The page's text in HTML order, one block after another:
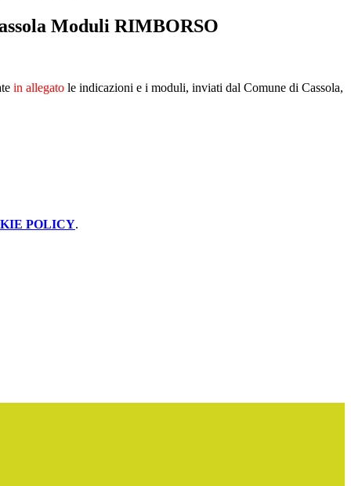
Moduli RIMBORSO
in allegato le indicazioni e i moduli, inviati dal Comune di Cassola,
POLICY.